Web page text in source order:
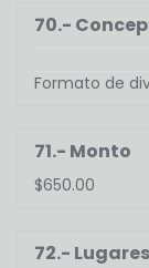
70.-
Formato de
71.- Monto
$650.00
72.-